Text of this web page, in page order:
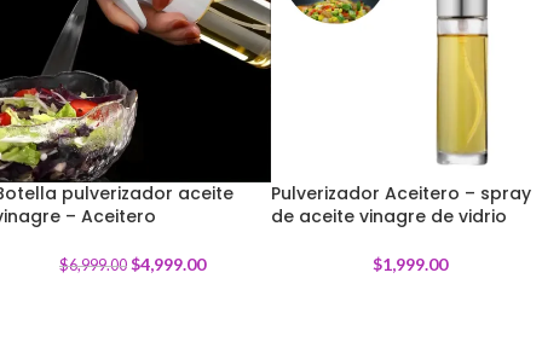
-29%
pulverizador aceite
– Aceitero
$6,999.00 $4,999.00
Pulverizador Aceitero – spray
de aceite vinagre de vidrio
$1,999.00